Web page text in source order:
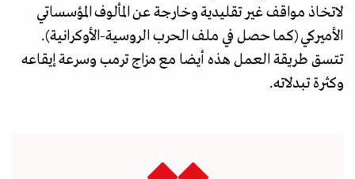
لاتخاذ مواقف غير تقليدية وخارجة عن المألوف المؤسساتي
الأميركي (كما حصل في ملف الحرب الروسية-الأوكرانية).
تتسق طريقة العمل هذه أيضا مع مزاج ترمب وسرعة إيقاعه
وكثرة تبدلاته.